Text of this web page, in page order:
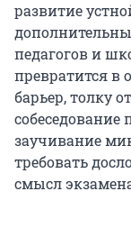
развитие
педагогов и
превратится в
барьер, толку
собеседование
заучивание
требовать
смысл